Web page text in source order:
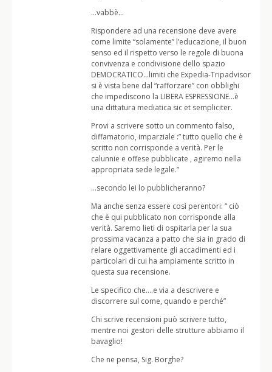
…vabbè…
Rispondere ad una recensione deve avere
come limite “solamente” l’educazione, il buon
senso ed il rispetto verso le regole di buona
convivenza e condivisione dello spazio
DEMOCRATICO…limiti che Expedia-Tripadvisor
si è vista bene dal “rafforzare” con obblighi
che impediscono la LIBERA ESPRESSIONE…è
una dittatura mediatica sic et sempliciter.
Provi a scrivere sotto un commento falso,
diffamatorio, imparziale :” tutto quello che è
scritto non corrisponde a verità. Per le
calunnie e offese pubblicate , agiremo nella
appropriata sede legale.”
…secondo lei lo pubblicheranno?
Ma anche senza essere così perentori: “ ciò
che è qui pubblicato non corrisponde alla
verità. Saremo lieti di ospitarla per la sua
prossima vacanza a patto che sia in grado di
relare oggettivamente gli accadimenti ed i
particolari di cui ha ampiamente scritto in
questa sua recensione.
Le specifico che….e via a descrivere e
discorrere sul come, quando e perché”
Chi scrive recensioni può scrivere tutto,
mentre noi gestori delle strutture abbiamo il
bavaglio!
Che ne pensa, Sig. Borghe?